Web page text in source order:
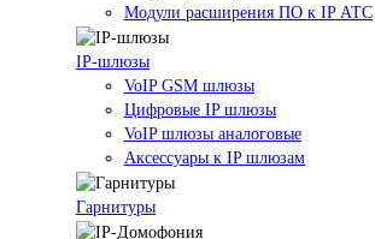
Модули расширения ПО к IP АТС
IP-шлюзы
VoIP GSM шлюзы
Цифровые IP шлюзы
VoIP шлюзы аналоговые
Аксессуары к IP шлюзам
Гарнитуры